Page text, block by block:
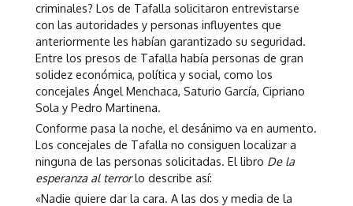
criminales? Los de Tafalla solicitaron entrevistarse
con las autoridades y personas influyentes que
anteriormente les habían garantizado su seguridad.
Entre los presos de Tafalla había personas de gran
solidez económica, política y social, como los
concejales Ángel Menchaca, Saturio García, Cipriano
Sola y Pedro Martinena.
Conforme pasa la noche, el desánimo va en aumento.
Los concejales de Tafalla no consiguen localizar a
ninguna de las personas solicitadas. El libro De la
esperanza al terrorlo describe así:
«Nadie quiere dar la cara. A las dos y media de la